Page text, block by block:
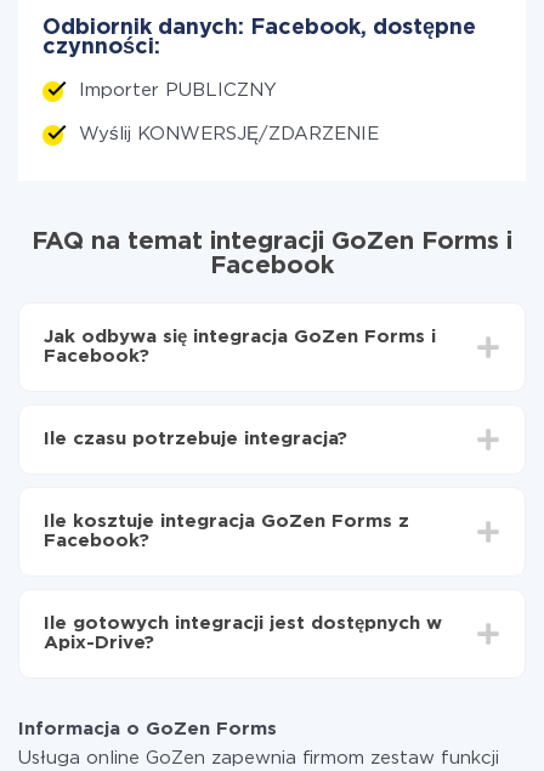
Odbiornik danych: Facebook, dostępne
czynności:
Importer PUBLICZNY
Wyślij KONWERSJĘ/ZDARZENIE
FAQ na temat integracji GoZen Forms i
Facebook
Jak odbywa się integracja GoZen Forms i
Facebook?
Facebook
GoZen Forms do Facebook
Ile czasu potrzebuje integracja?
od 5 do 30 minut. Konfiguracja zajmuje średnio 10-15
minut.
Ile kosztuje integracja GoZen Forms z
Facebook?
Płacisz tylko za ilość danych, która faktycznie jest
przekazywana z jednego z Twoich systemów do
w razie potrzeby przełączyć się na płatną. Więcej
informacji o taryfach.
Ile gotowych integracji jest dostępnych w
Apix-Drive?
Informacja o GoZen Forms
Usługa online GoZen zapewnia firmom zestaw funkcji